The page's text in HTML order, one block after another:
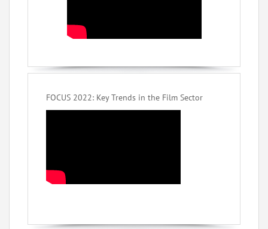
FOCUS 2022: Key Trends in the Film Sector